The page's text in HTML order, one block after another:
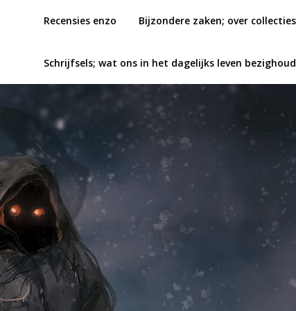
Recensies enzo Bijzondere zaken; over
Schrijfsels; wat ons in het dagelijks leven